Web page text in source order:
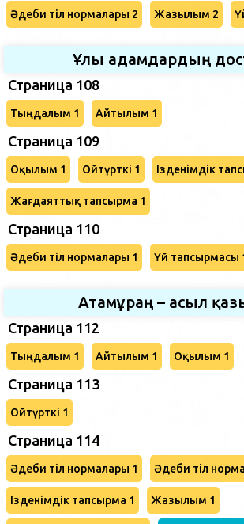
Әдеби тіл нормалары 2 Жазылым 2
Ұлы адамдардың
Страница 108
Тыңдалым 1 Айтылым 1
Страница 109
Оқылым 1 Ойтүрткі 1 Ізденімдік
Жағдаяттық тапсырма 1
Страница 110
Әдеби тіл нормалары 1 Үй тапсырмасы
Атамұраң – асыл
Страница 112
Тыңдалым 1 Айтылым 1 Оқылым 1
Страница 113
Ойтүрткі 1
Страница 114
Әдеби тіл нормалары 1 Әдеби тіл
Ізденімдік тапсырма 1 Жазылым 1